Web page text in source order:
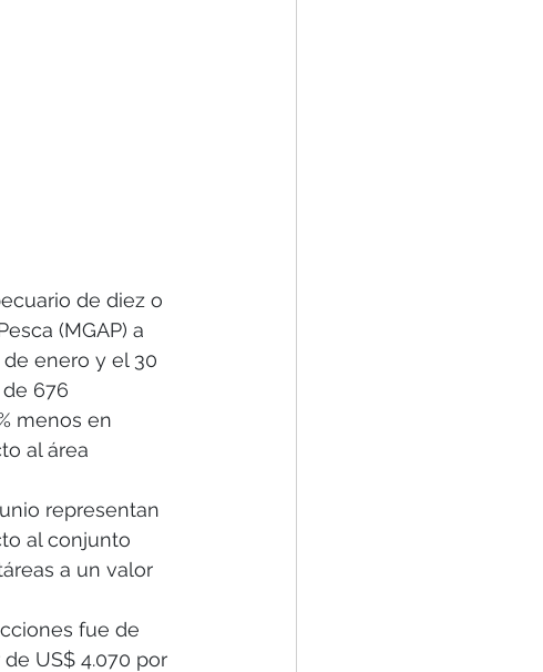
de diez o
(MGAP) a
de enero y el 30
676
menos en
al área
representan
al conjunto
a un valor
fue de
US$ 4.070 por